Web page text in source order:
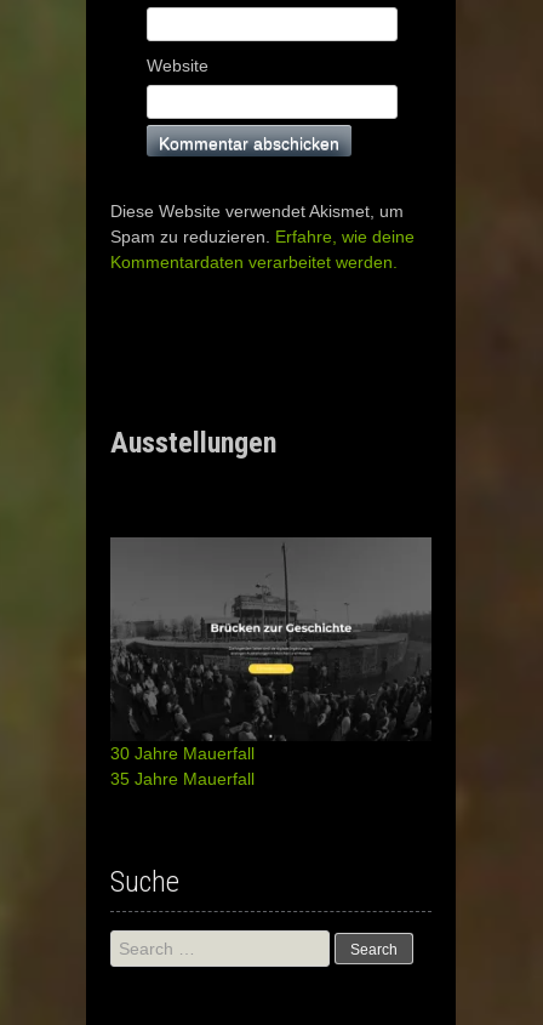
Website
Diese Website verwendet Akismet, um
Spam zu reduzieren. Erfahre, wie deine
Kommentardaten verarbeitet werden.
Ausstellungen
30 Jahre Mauerfall
35 Jahre Mauerfall
Suche
Search
for: